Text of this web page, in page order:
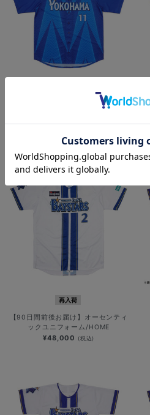
POWER SENDユニフォー
¥14,000(税込)
再入荷
【90日間前後お届け】オーセンティ
ックユニフォーム/HOME
¥48,000 (税込)